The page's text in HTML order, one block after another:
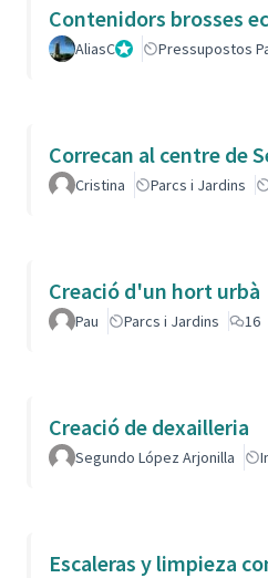
Contenidors brosses
AliasCGestorPressupostos
Correcan al centre de
Cristina Parcs i Jardins
Creació d'un hort urbà
Pau Parcs i Jardins 16
Creació de dexailleria
Segundo López Arjonilla
Escaleras y limpieza